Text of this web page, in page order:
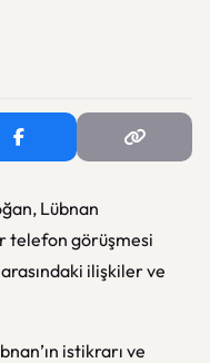
Lübnan
telefon görüşmesi
ilişkiler ve
istikrarı ve